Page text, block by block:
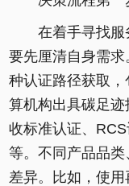
在着手寻找
要先厘清自身需
种认证路径获取
算机构出具碳足
收标准认证、
等。不同产品品
差异。比如，使